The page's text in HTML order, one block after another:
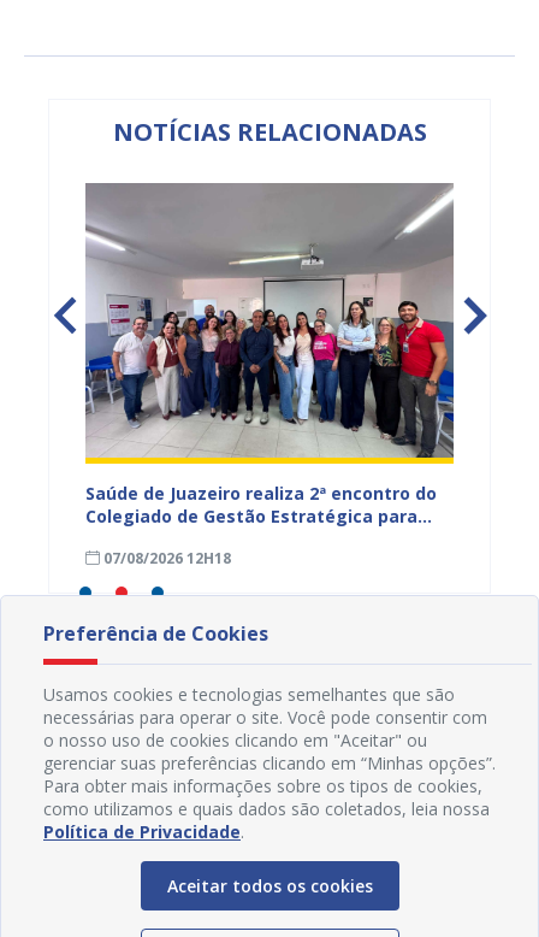
NOTÍCIAS RELACIONADAS
Saúde de Juazeiro realiza 2ª encontro do
Colegiado de Gestão Estratégica para
monitoramento do SUS
07/08/2026 12H18
Preferência de Cookies
Usamos cookies e tecnologias semelhantes que são
necessárias para operar o site. Você pode consentir com
o nosso uso de cookies clicando em "Aceitar" ou
gerenciar suas preferências clicando em “Minhas opções”.
Para obter mais informações sobre os tipos de cookies,
como utilizamos e quais dados são coletados, leia nossa
Política de Privacidade.
Aceitar todos os cookies